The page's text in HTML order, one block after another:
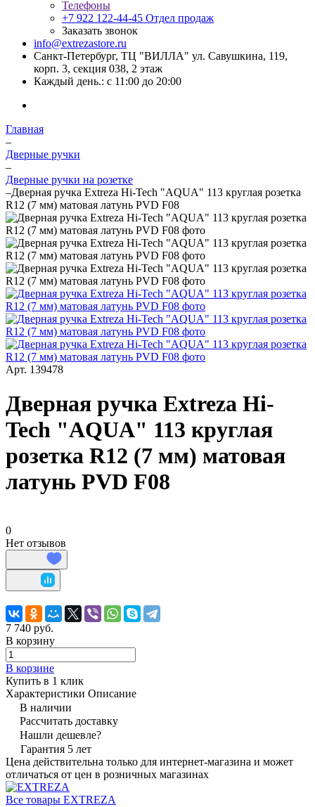
Телефоны
+7 922 122-44-45 Отдел продаж
Заказать звонок
info@extrezastore.ru
Санкт-Петербург, ТЦ "ВИЛЛА" ул. Савушкина, 119,
корп. 3, секция 038, 2 этаж
Каждый день.: с 11:00 до 20:00
Главная
–
Дверные ручки
–
Дверные ручки на розетке
–Дверная ручка Extreza Hi-Tech "AQUA" 113 круглая розетка
R12 (7 мм) матовая латунь PVD F08
Арт. 139478
Дверная ручка Extreza Hi-
Tech "AQUA" 113 круглая
розетка R12 (7 мм) матовая
латунь PVD F08
0
Нет отзывов
7 740 руб.
В корзину
В корзине
Купить в 1 клик
Характеристики Описание
В наличии
Рассчитать доставку
Нашли дешевле?
Гарантия 5 лет
Цена действительна только для интернет-магазина и может
отличаться от цен в розничных магазинах
Все товары EXTREZA